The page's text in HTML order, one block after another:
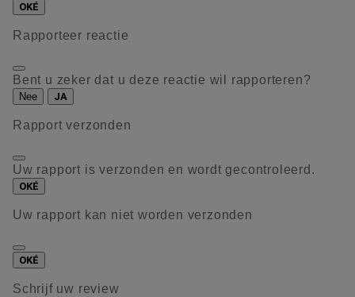
OKÉ
Rapporteer reactie
Bent u zeker dat u deze reactie wil rapporteren?
Nee JA
Rapport verzonden
Uw rapport is verzonden en wordt gecontroleerd.
OKÉ
Uw rapport kan niet worden verzonden
OKÉ
Schrijf uw review